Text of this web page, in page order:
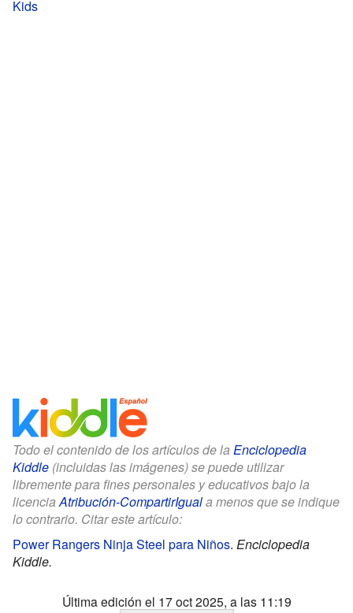
Kids
Todo el contenido de los artículos de la Enciclopedia
Kiddle (incluidas las imágenes) se puede utilizar
libremente para fines personales y educativos bajo la
licenciaAtribución-CompartirIguala menos que se indique
lo contrario. Citar este artículo:
Power Rangers Ninja Steel para Niños. Enciclopedia
Kiddle.
Última edición el 17 oct 2025, a las 11:19